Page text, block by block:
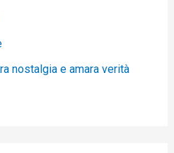
nostalgia e amara verità